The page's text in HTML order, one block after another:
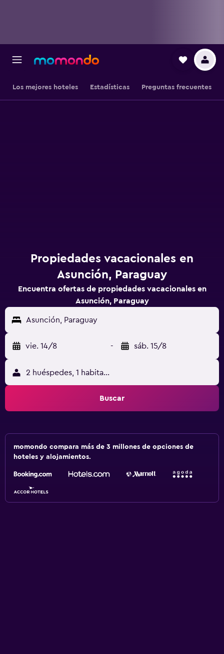
Los mejores hoteles Estadísticas Preguntas frecuentes
Propiedades vacacionales en
Asunción, Paraguay
Encuentra ofertas de propiedades vacacionales en
Asunción, Paraguay
Asunción, Paraguay
vie. 14/8 - sáb. 15/8
2 huéspedes, 1 habitación
Buscar
momondo compara más de 3 millones de opciones de
hoteles y alojamientos.